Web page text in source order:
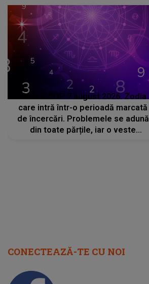
HOROSCOP 7 august 2026. Zodia
care intră într-o perioadă marcată
de încercări. Problemele se adună
din toate părțile, iar o veste
CONECTEAZĂ-TE CU NOI